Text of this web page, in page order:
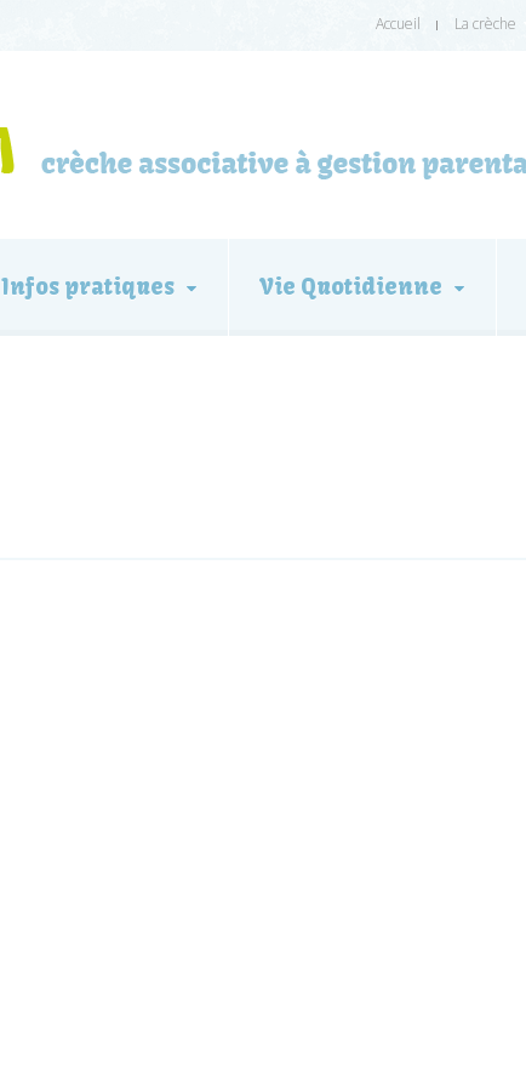
Accueil La crèche
Infos pratiques Vie Quotidienne